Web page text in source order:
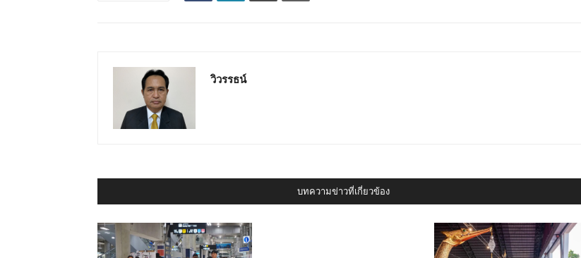
วิวรรธน์
บทความข่าวที่เกี่ยวข้อง